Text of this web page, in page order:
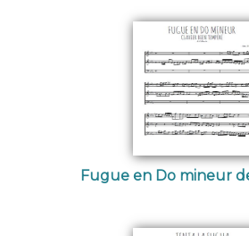
Fugue en Do mineur